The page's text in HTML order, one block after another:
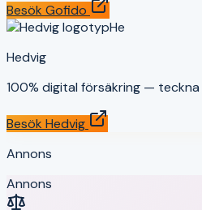
Besök Gofido
He
Hedvig
100% digital försäkring — teckna
Besök Hedvig
Annons
Annons